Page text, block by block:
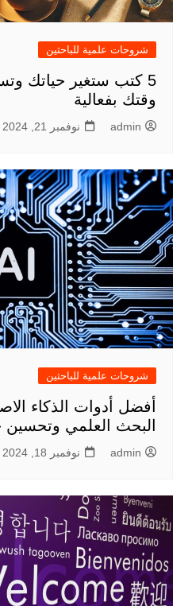
شروحات علمية للباحثين
5 كتب ستغير حياتك
وقتك بفعالية
admin نوفمبر 21, 2024
شروحات علمية للباحثين
أفضل أدوات الذكاء
البحث العلمي وتحسين
admin نوفمبر 18, 2024